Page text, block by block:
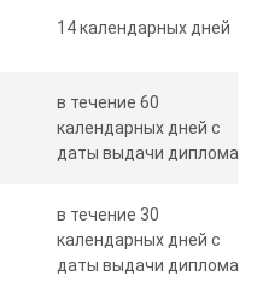
14 календарных дней
в течение 60
календарных дней с
даты выдачи диплома
в течение 30
календарных дней с
даты выдачи диплома